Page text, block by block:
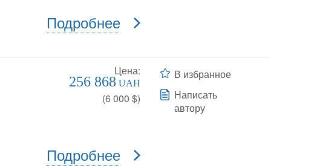
Подробнее
Цена:
256 868 UAH
(6 000 $)
Подробнее
В избранное
Написать
автору